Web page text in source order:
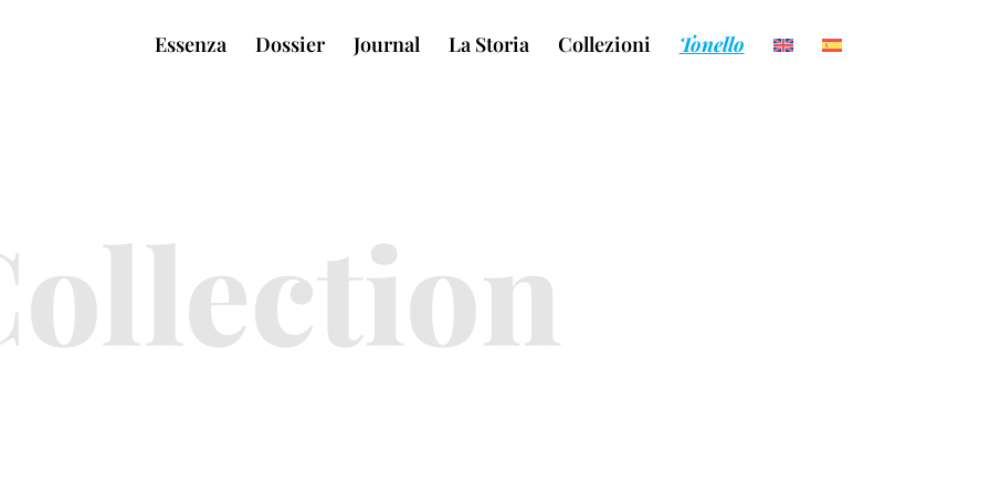
Essenza Dossier Journal La Storia Collezioni Tonello